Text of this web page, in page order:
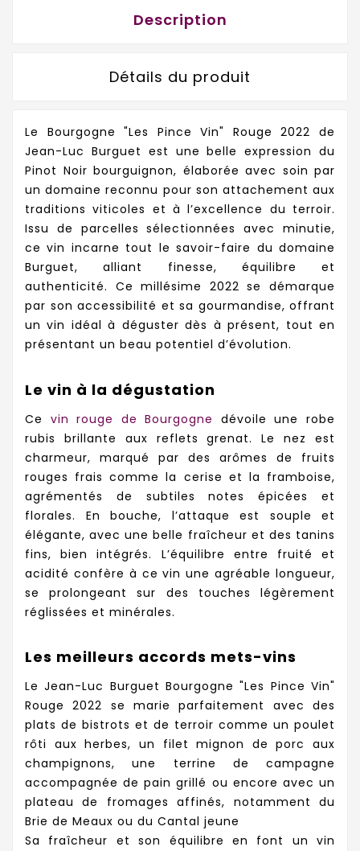
Description
Détails du produit
Le Bourgogne "Les Pince Vin" Rouge 2022 de
Jean-Luc Burguet est une belle expression du
Pinot Noir bourguignon, élaborée avec soin par
un domaine reconnu pour son attachement aux
traditions viticoles et à l’excellence du terroir.
Issu de parcelles sélectionnées avec minutie,
ce vin incarne tout le savoir-faire du domaine
Burguet, alliant finesse, équilibre et
authenticité. Ce millésime 2022 se démarque
par son accessibilité et sa gourmandise, offrant
un vin idéal à déguster dès à présent, tout en
présentant un beau potentiel d’évolution.
Le vin à la dégustation
Ce vin rouge de Bourgogne dévoile une robe
rubis brillante aux reflets grenat. Le nez est
charmeur, marqué par des arômes de fruits
rouges frais comme la cerise et la framboise,
agrémentés de subtiles notes épicées et
florales. En bouche, l’attaque est souple et
élégante, avec une belle fraîcheur et des tanins
fins, bien intégrés. L’équilibre entre fruité et
acidité confère à ce vin une agréable longueur,
se prolongeant sur des touches légèrement
réglissées et minérales.
Les meilleurs accords mets-vins
Le Jean-Luc Burguet Bourgogne "Les Pince Vin"
Rouge 2022 se marie parfaitement avec des
plats de bistrots et de terroir comme un poulet
rôti aux herbes, un filet mignon de porc aux
champignons, une terrine de campagne
accompagnée de pain grillé ou encore avec un
plateau de fromages affinés, notamment du
Brie de Meaux ou du Cantal jeune
Sa fraîcheur et son équilibre en font un vin